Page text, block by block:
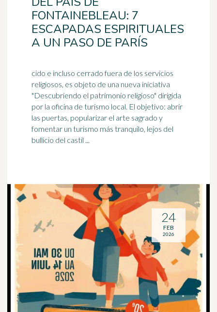
FONTAINEBLEAU: 7
ESCAPADAS ESPIRITUALES
A UN PASO DE PARÍS
cido e incluso cerrado fuera de los servicios
religiosos, es objeto de una nueva iniciativa
"Descubriendo el patrimonio religioso" dirigida
por la oficina de turismo local. El objetivo: abrir
las puertas, popularizar el arte sagrado y
fomentar un turismo más tranquilo, lejos del
bullicio del castil ...
24
FEB
2026